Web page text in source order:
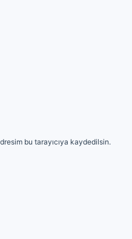
bu tarayıcıya kaydedilsin.